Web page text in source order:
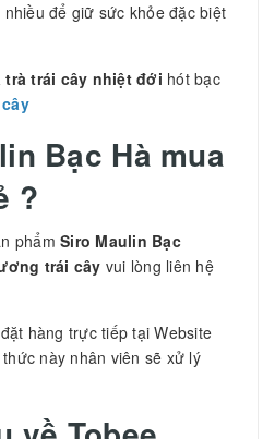
để giữ sức khỏe đặc biệt
trà trái cây nhiệt đới hót bạc
Bạc Hà mua
?
phẩm Siro Maulin Bạc
trái cây vui lòng liên hệ
hàng trực tiếp tại Website
này nhân viên sẽ xử lý